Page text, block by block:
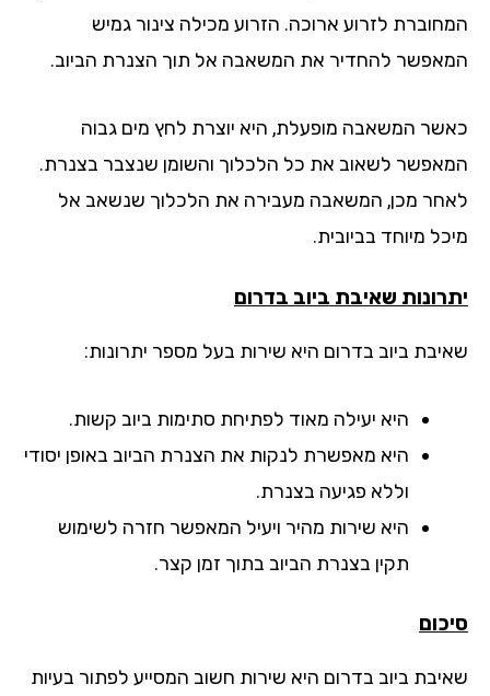
לזרוע ארוכה. הזרוע מכילה צינור גמיש
להחדיר את המשאבה אל תוך הצנרת הביוב.
המשאבה מופעלת, היא יוצרת לחץ מים גבוה
לשאוב את כל הלכלוך והשומן שנצבר בצנרת.
מכן, המשאבה מעבירה את הלכלוך שנשאב אל
מיוחד בביובית.
שאיבת ביוב בדרום
ביוב בדרום היא שירות בעל מספר יתרונות:
היא יעילה מאוד לפתיחת סתימות ביוב קשות.
היא מאפשרת לנקות את הצנרת הביוב באופן יסודי
וללא פגיעה בצנרת.
היא שירות מהיר ויעיל המאפשר חזרה לשימוש
תקין בצנרת הביוב בתוך זמן קצר.
ביוב בדרום היא שירות חשוב המסייע לפתור בעיות